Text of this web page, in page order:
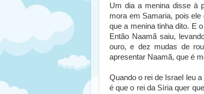
Um dia a menina disse à
mora em Samaria, pois
que a menina tinha dito. E
Então Naamã saiu,
ouro, e dez mudas de
apresentar Naamã, que é
Quando o rei de Israel leu
é que o rei da Síria quer